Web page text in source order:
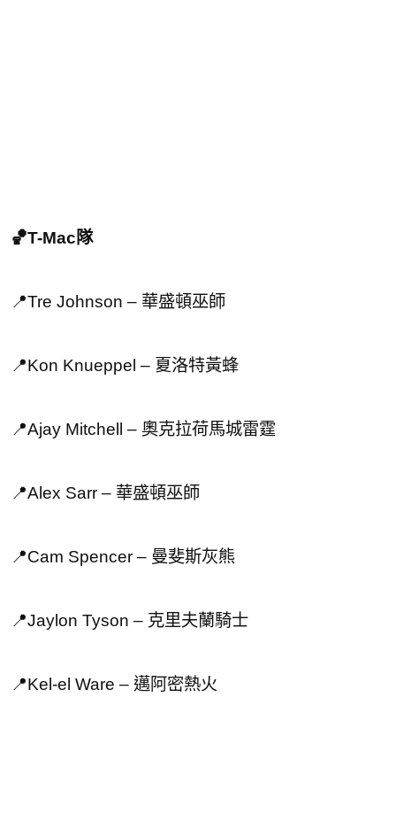
🏀T-Mac隊
📍Tre Johnson – 華盛頓巫師
📍Kon Knueppel – 夏洛特黃蜂
📍Ajay Mitchell – 奧克拉荷馬城雷霆
📍Alex Sarr – 華盛頓巫師
📍Cam Spencer – 曼斐斯灰熊
📍Jaylon Tyson – 克里夫蘭騎士
📍Kel-el Ware – 邁阿密熱火